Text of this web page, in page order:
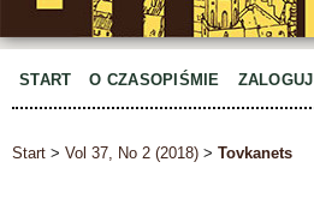
START O CZASOPIŚMIE ZALOGUJ
Start > Vol 37, No 2 (2018) > Tovkanets